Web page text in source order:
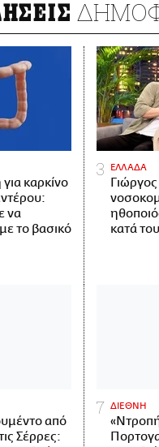
καρκίνο
να
το βασικό
ΕΛΛΑΔΑ
κατά
από
Σέρρες:
ΔΙΕΘΝΗ